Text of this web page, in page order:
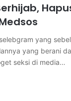
yang
yang berani
seksi di media…